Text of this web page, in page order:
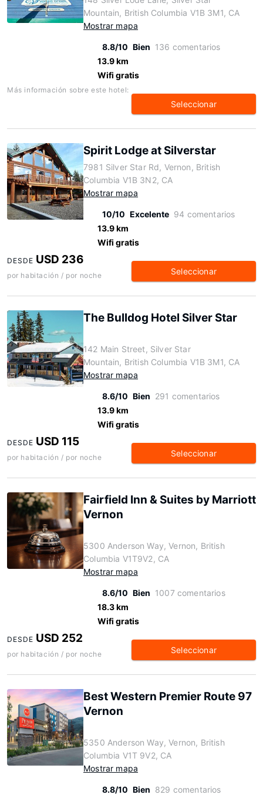
Mountain, British Columbia V1B 3M1, CA
Mostrar mapa
8.8/10 Bien 136 comentarios
13.9 km
Wifi gratis
Más información sobre este hotel:
Seleccionar
Spirit Lodge at Silverstar
7981 Silver Star Rd, Vernon, British
Columbia V1B 3N2, CA
Mostrar mapa
10/10 Excelente 94 comentarios
13.9 km
Wifi gratis
DESDE USD 236
por habitación / por noche Seleccionar
The Bulldog Hotel Silver Star
142 Main Street, Silver Star
Mountain, British Columbia V1B 3M1, CA
Mostrar mapa
8.6/10 Bien 291 comentarios
13.9 km
Wifi gratis
DESDE USD 115
por habitación / por noche Seleccionar
Fairfield Inn & Suites by Marriott
Vernon
5300 Anderson Way, Vernon, British
Columbia V1T9V2, CA
Mostrar mapa
8.6/10 Bien 1007 comentarios
18.3 km
Wifi gratis
DESDE USD 252
por habitación / por noche Seleccionar
Best Western Premier Route 97
Vernon
5350 Anderson Way, Vernon, British
Columbia V1T 9V2, CA
Mostrar mapa
8.8/10 Bien 829 comentarios